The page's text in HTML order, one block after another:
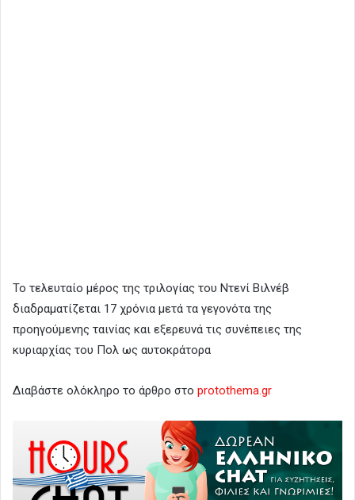
Το τελευταίο μέρος της τριλογίας του Ντενί Βιλνέβ
διαδραματίζεται 17 χρόνια μετά τα γεγονότα της
προηγούμενης ταινίας και εξερευνά τις συνέπειες της
κυριαρχίας του Πολ ως αυτοκράτορα
Διαβάστε ολόκληρο το άρθρο στο protothema.gr